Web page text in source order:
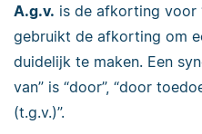
A.g.v. is de afkorting voor
gebruikt de afkorting om
duidelijk te maken. Een
van” is “door”, “door
(t.g.v.)”.